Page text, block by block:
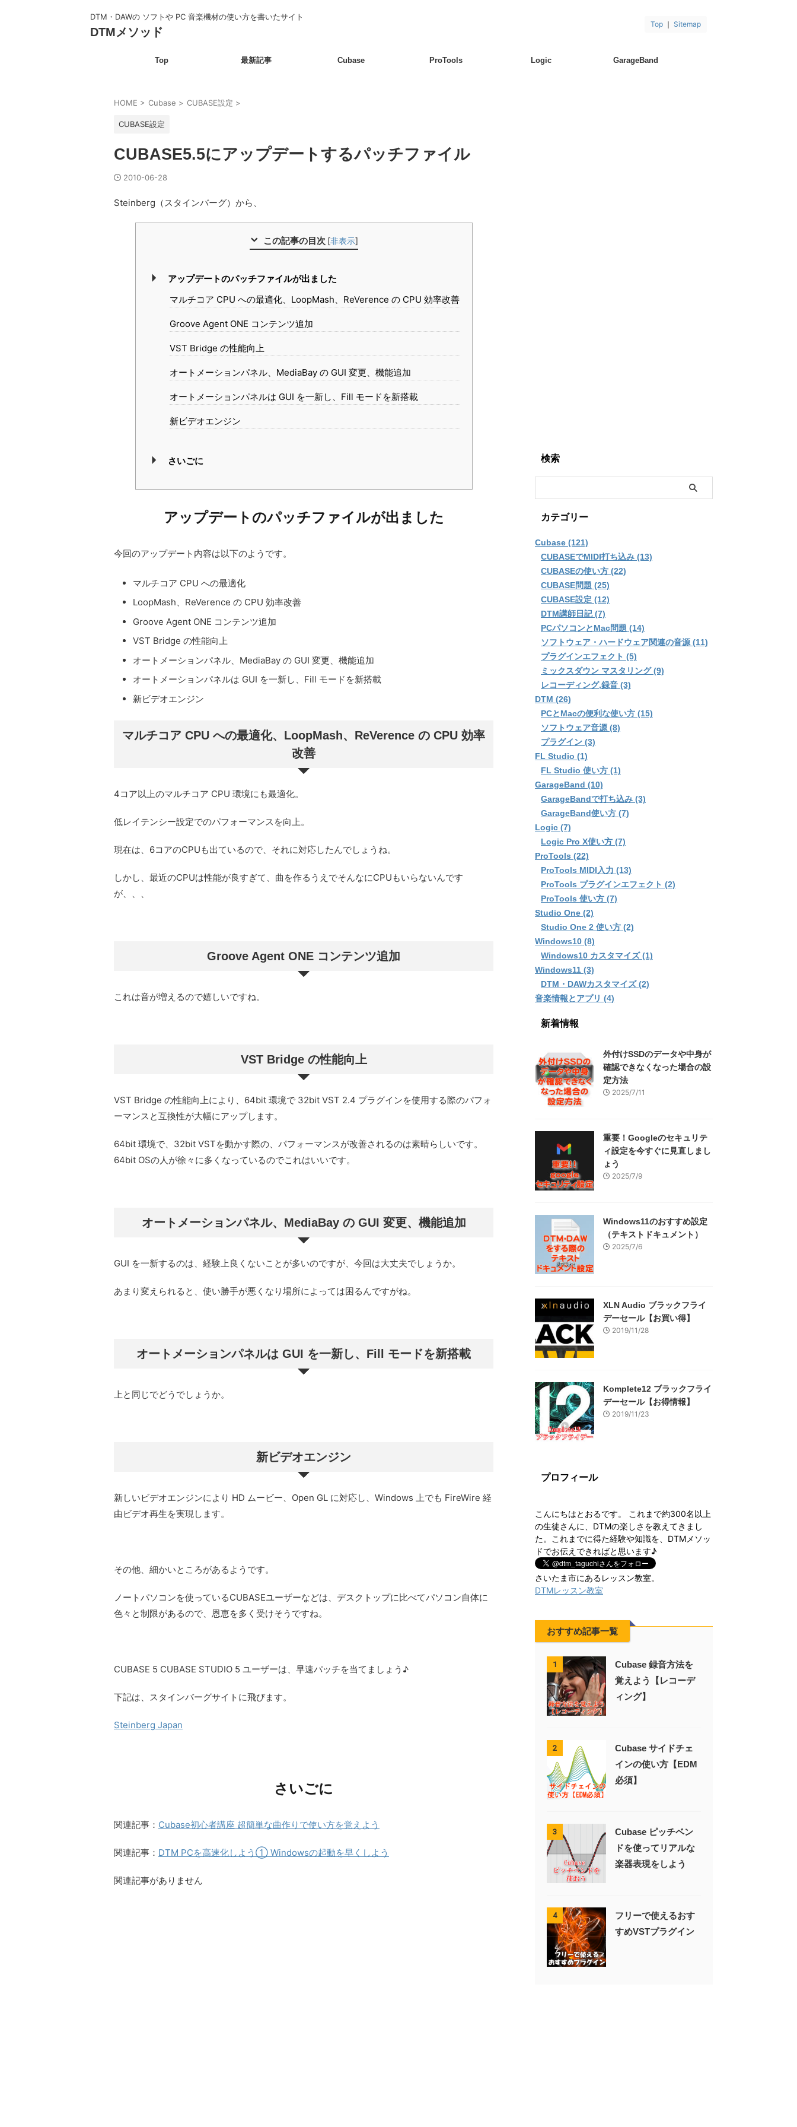
DTM・DAWの ソフトや PC 音楽機材の使い方を書いたサイト
DTMメソッド
Top ｜ Sitemap
Top 最新記事 Cubase ProTools Logic GarageBand
HOME > Cubase > CUBASE設定 >
CUBASE設定
CUBASE5.5にアップデートするパッチファイル
2010-06-28
Steinberg（スタインバーグ）から、
この記事の目次 [非表示]
アップデートのパッチファイルが出ました
マルチコア CPU への最適化、LoopMash、ReVerence の CPU 効率改善
Groove Agent ONE コンテンツ追加
VST Bridge の性能向上
オートメーションパネル、MediaBay の GUI 変更、機能追加
オートメーションパネルは GUI を一新し、Fill モードを新搭載
新ビデオエンジン
さいごに
アップデートのパッチファイルが出ました
今回のアップデート内容は以下のようです。
マルチコア CPU への最適化
LoopMash、ReVerence の CPU 効率改善
Groove Agent ONE コンテンツ追加
VST Bridge の性能向上
オートメーションパネル、MediaBay の GUI 変更、機能追加
オートメーションパネルは GUI を一新し、Fill モードを新搭載
新ビデオエンジン
マルチコア CPU への最適化、LoopMash、ReVerence の CPU 効率
改善
4コア以上のマルチコア CPU 環境にも最適化。
低レイテンシー設定でのパフォーマンスを向上。
現在は、6コアのCPUも出ているので、それに対応したんでしょうね。
しかし、最近のCPUは性能が良すぎて、曲を作るうえでそんなにCPUもいらないんです
が、、、
Groove Agent ONE コンテンツ追加
これは音が増えるので嬉しいですね。
VST Bridge の性能向上
VST Bridge の性能向上により、64bit 環境で 32bit VST 2.4 プラグインを使用する際のパフォ
ーマンスと互換性が大幅にアップします。
64bit 環境で、32bit VSTを動かす際の、パフォーマンスが改善されるのは素晴らしいです。
64bit OSの人が徐々に多くなっているのでこれはいいです。
オートメーションパネル、MediaBay の GUI 変更、機能追加
GUI を一新するのは、経験上良くないことが多いのですが、今回は大丈夫でしょうか。
あまり変えられると、使い勝手が悪くなり場所によっては困るんですがね。
オートメーションパネルは GUI を一新し、Fill モードを新搭載
上と同じでどうでしょうか。
新ビデオエンジン
新しいビデオエンジンにより HD ムービー、Open GL に対応し、Windows 上でも FireWire 経
由ビデオ再生を実現します。
その他、細かいところがあるようです。
ノートパソコンを使っているCUBASEユーザーなどは、デスクトップに比べてパソコン自体に
色々と制限があるので、恩恵を多く受けそうですね。
CUBASE 5 CUBASE STUDIO 5 ユーザーは、早速パッチを当てましょう♪
下記は、スタインバーグサイトに飛びます。
Steinberg Japan
さいごに
関連記事： Cubase初心者講座 超簡単な曲作りで使い方を覚えよう
関連記事： DTM PCを高速化しよう① Windowsの起動を早くしよう
関連記事がありません
検索
カテゴリー
Cubase (121)
CUBASEでMIDI打ち込み (13)
CUBASEの使い方 (22)
CUBASE問題 (25)
CUBASE設定 (12)
DTM講師日記 (7)
PCパソコンとMac問題 (14)
ソフトウェア・ハードウェア関連の音源 (11)
プラグインエフェクト (5)
ミックスダウン マスタリング (9)
レコーディング,録音 (3)
DTM (26)
PCとMacの便利な使い方 (15)
ソフトウェア音源 (8)
プラグイン (3)
FL Studio (1)
FL Studio 使い方 (1)
GarageBand (10)
GarageBandで打ち込み (3)
GarageBand使い方 (7)
Logic (7)
Logic Pro X使い方 (7)
ProTools (22)
ProTools MIDI入力 (13)
ProTools プラグインエフェクト (2)
ProTools 使い方 (7)
Studio One (2)
Studio One 2 使い方 (2)
Windows10 (8)
Windows10 カスタマイズ (1)
Windows11 (3)
DTM・DAWカスタマイズ (2)
音楽情報とアプリ (4)
新着情報
外付けSSDのデータや中身が
確認できなくなった場合の設
定方法
2025/7/11
重要！Googleのセキュリテ
ィ設定を今すぐに見直しまし
ょう
2025/7/9
Windows11のおすすめ設定
（テキストドキュメント）
2025/7/6
XLN Audio ブラックフライ
デーセール【お買い得】
2019/11/28
Komplete12 ブラックフライ
デーセール【お得情報】
2019/11/23
プロフィール
こんにちはとおるです。 これまで約300名以上
の生徒さんに、DTMの楽しさを教えてきまし
た。これまでに得た経験や知識を、DTMメソッ
ドでお伝えできればと思います♪
さいたま市にあるレッスン教室。
DTMレッスン教室
おすすめ記事一覧
1
Cubase 録音方法を
覚えよう【レコーデ
ィング】
2
Cubase サイドチェ
インの使い方【EDM
必須】
3
Cubase ピッチベン
ドを使ってリアルな
楽器表現をしよう
4
フリーで使えるおす
すめVSTプラグイン